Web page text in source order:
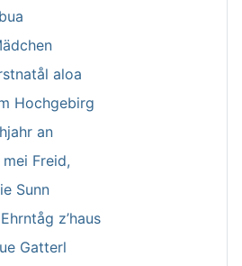
aloa
Hochgebirg
an
mei Freid,
Sunn
z’haus
Gatterl